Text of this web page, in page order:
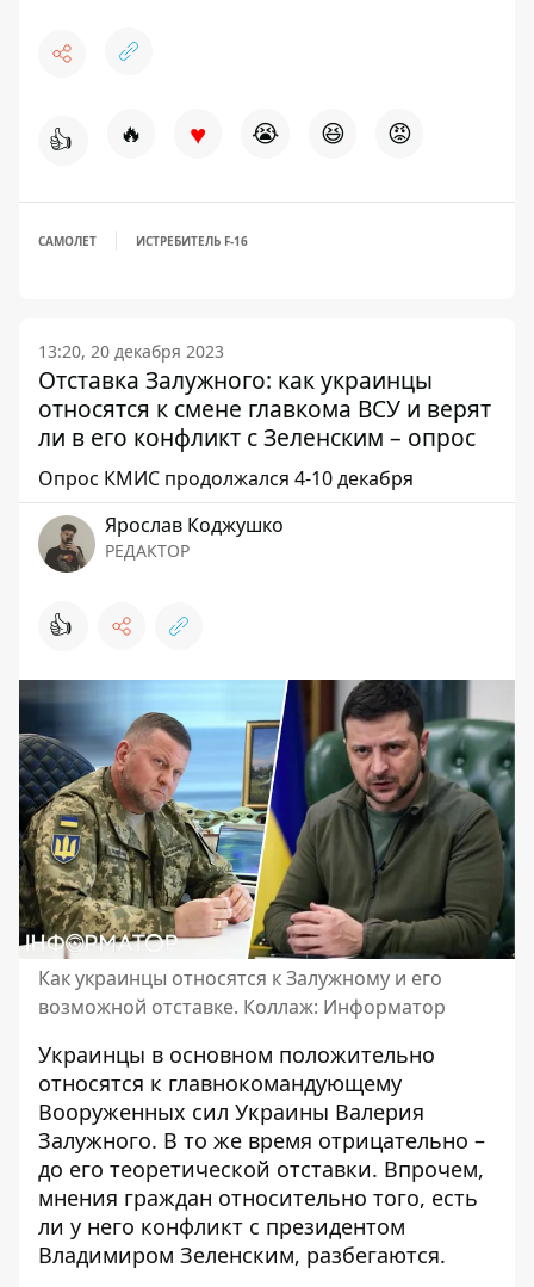
👍 🔥 ♥ 😭 😆 😡
САМОЛЕТ ИСТРЕБИТЕЛЬ F-16
13:20, 20 декабря 2023
Отставка Залужного: как украинцы
относятся к смене главкома ВСУ и верят
ли в его конфликт с Зеленским – опрос
Опрос КМИС продолжался 4-10 декабря
Ярослав Коджушко
РЕДАКТОР
👍
Как украинцы относятся к Залужному и его
возможной отставке. Коллаж: Информатор
Украинцы в основном положительно
относятся к главнокомандующему
Вооруженных сил Украины Валерия
Залужного. В то же время отрицательно –
до его теоретической отставки. Впрочем,
мнения граждан относительно того, есть
ли у него конфликт с президентом
Владимиром Зеленским, разбегаются.